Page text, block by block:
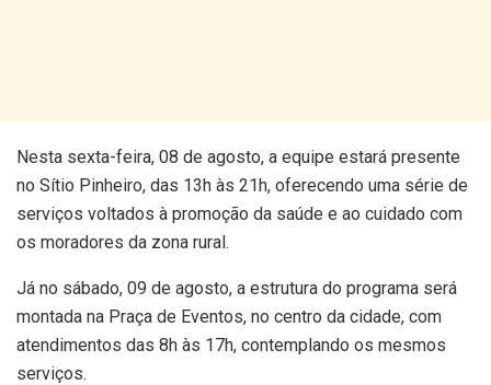
Nesta sexta-feira, 08 de agosto, a equipe estará presente
no Sítio Pinheiro, das 13h às 21h, oferecendo uma série de
serviços voltados à promoção da saúde e ao cuidado com
os moradores da zona rural.
Já no sábado, 09 de agosto, a estrutura do programa será
montada na Praça de Eventos, no centro da cidade, com
atendimentos das 8h às 17h, contemplando os mesmos
serviços.